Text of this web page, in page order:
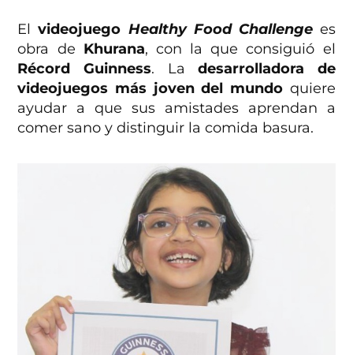
Elvideojuego Healthy Food Challengees
obra de Khurana, con la que consiguió el
Récord Guinness. Ladesarrolladora de
videojuegos más joven del mundoquiere
ayudar a que sus amistades aprendan a
comer sano y distinguir la comida basura.